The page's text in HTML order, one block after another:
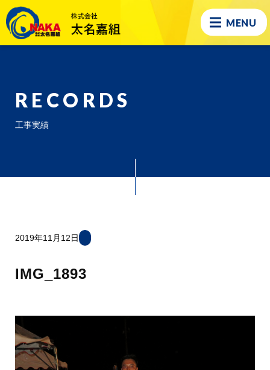
MENU
RECORDS
工事実績
2019年11月12日
IMG_1893